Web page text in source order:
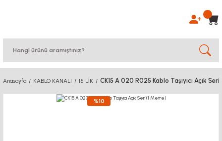
Anasayfa KABLO KANALI 15 LİK CK15 A 020 R025 Kablo Taşıyıcı Açık
%10